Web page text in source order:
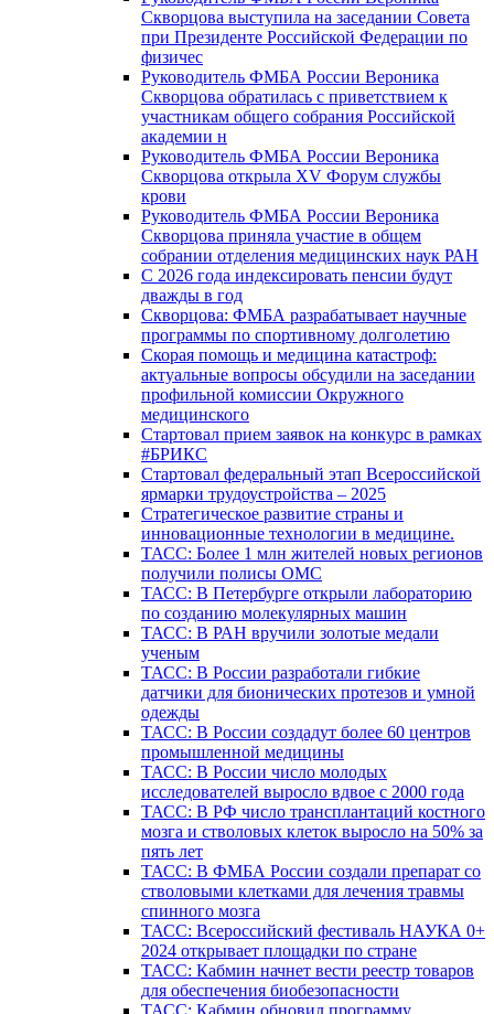
Скворцова выступила на заседании Совета
при Президенте Российской Федерации по
физичес
Руководитель ФМБА России Вероника
Скворцова обратилась с приветствием к
участникам общего собрания Российской
академии н
Руководитель ФМБА России Вероника
Скворцова открыла XV Форум службы
крови
Руководитель ФМБА России Вероника
Скворцова приняла участие в общем
собрании отделения медицинских наук РАН
С 2026 года индексировать пенсии будут
дважды в год
Скворцова: ФМБА разрабатывает научные
программы по спортивному долголетию
Скорая помощь и медицина катастроф:
актуальные вопросы обсудили на заседании
профильной комиссии Окружного
медицинского
Стартовал прием заявок на конкурс в рамках
#БРИКС
Стартовал федеральный этап Всероссийской
ярмарки трудоустройства – 2025
Стратегическое развитие страны и
инновационные технологии в медицине.
ТАСС: Более 1 млн жителей новых регионов
получили полисы ОМС
ТАСС: В Петербурге открыли лабораторию
по созданию молекулярных машин
ТАСС: В РАН вручили золотые медали
ученым
ТАСС: В России разработали гибкие
датчики для бионических протезов и умной
одежды
ТАСС: В России создадут более 60 центров
промышленной медицины
ТАСС: В России число молодых
исследователей выросло вдвое с 2000 года
ТАСС: В РФ число трансплантаций костного
мозга и стволовых клеток выросло на 50% за
пять лет
ТАСС: В ФМБА России создали препарат со
стволовыми клетками для лечения травмы
спинного мозга
ТАСС: Всероссийский фестиваль НАУКА 0+
2024 открывает площадки по стране
ТАСС: Кабмин начнет вести реестр товаров
для обеспечения биобезопасности
ТАСС: Кабмин обновил программу